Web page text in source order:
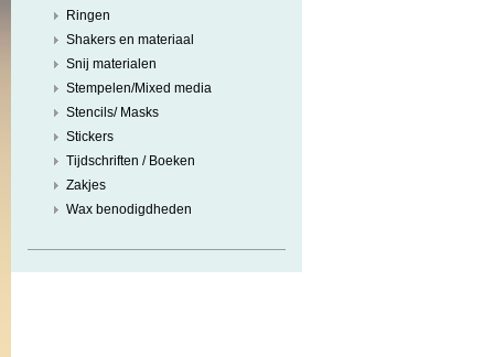
Ringen
Shakers en materiaal
Snij materialen
Stempelen/Mixed media
Stencils/ Masks
Stickers
Tijdschriften / Boeken
Zakjes
Wax benodigdheden